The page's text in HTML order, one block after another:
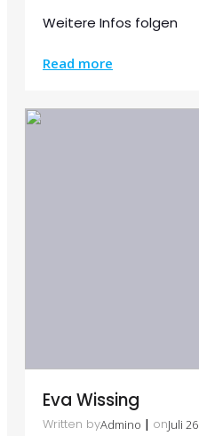
Weitere Infos folgen
Read more
Eva Wissing
Written byAdmino | onJuli 26